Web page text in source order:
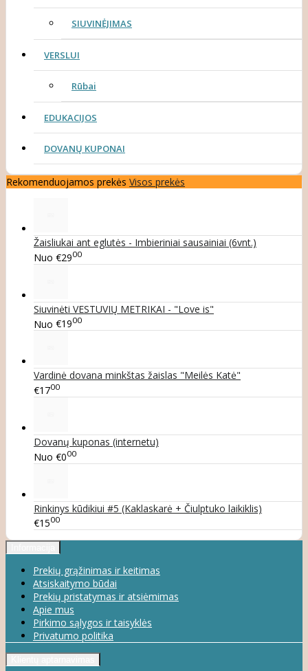
SIUVINĖJIMAS
VERSLUI
Rūbai
EDUKACIJOS
DOVANŲ KUPONAI
Rekomenduojamos prekės Visos prekės
Žaisliukai ant eglutės - Imbieriniai sausainiai (6vnt.)
Nuo €2900
Siuvinėti VESTUVIŲ METRIKAI - "Love is"
Nuo €1900
Vardinė dovana minkštas žaislas "Meilės Katė"
€1700
Dovanų kuponas (internetu)
Nuo €000
Rinkinys kūdikiui #5 (Kaklaskarė + Čiulptuko laikiklis)
€1500
Prekių grąžinimas ir keitimas
Atsiskaitymo būdai
Prekių pristatymas ir atsiėmimas
Apie mus
Pirkimo sąlygos ir taisyklės
Privatumo politika